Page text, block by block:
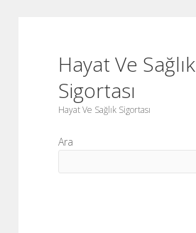
Hayat Ve Sağlık
Sigortası
Hayat Ve Sağlık Sigortası
Yan
Menü
Ara